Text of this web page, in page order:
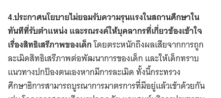
4.ประกาศนโยบายไม่ยอมรับความรุนแรงในสถานศึกษาใน
ทันทีที่รับตำแหน่ง และรณรงค์ให้บุคลากรที่เกี่ยวข้องเข้าใจ
เรื่องสิทธิเสรีภาพของเด็กโดยตระหนักถึงผลเสียจากการถูก
ละเมิดสิทธิเสรีภาพต่อพัฒนาการของเด็ก และให้เด็กทราบ
แนวทางปกป้องตนเองหากมีการละเมิด ทั้งนี้กระทรวง
ศึกษาธิการสามารถบูรณาการมาตรการที่มีอยู่แล้วเข้าด้วยกัน